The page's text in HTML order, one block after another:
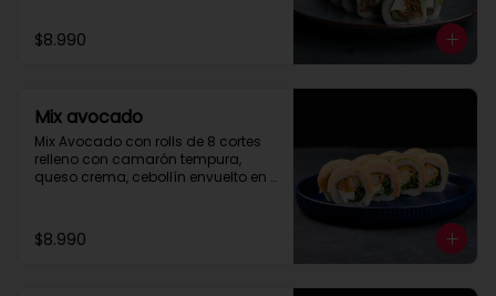
$8.990
Mix avocado
Mix Avocado con rolls de 8 cortes
relleno con camarón tempura,
queso crema, cebollín envuelto en
$8.990